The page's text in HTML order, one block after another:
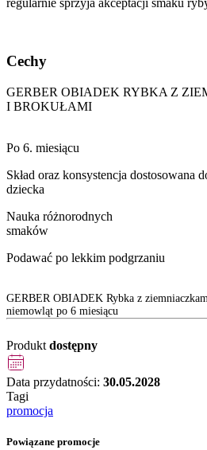
regularnie sprzyja akceptacji smaku
Cechy
GERBER OBIADEK RYBKA Z
I BROKUŁAMI
Po 6. miesiącu
Skład oraz konsystencja dostosowana
dziecka
Nauka różnorodnych
smaków
Podawać po lekkim podgrzaniu
GERBER OBIADEK Rybka z
niemowląt po 6 miesiącu
Produkt dostępny
Data przydatności: 30.05.2028
Tagi
promocja
Powiązane promocje